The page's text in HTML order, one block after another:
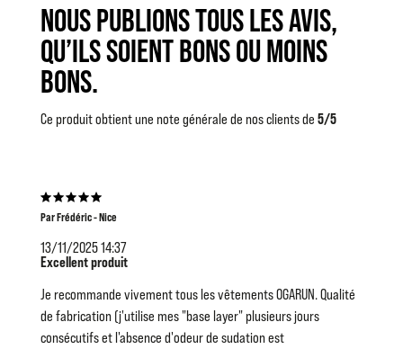
NOUS PUBLIONS TOUS LES AVIS,
QU’ILS SOIENT BONS OU MOINS
BONS.
Ce produit obtient une note générale de nos clients de 5/5
Par Frédéric - Nice
13/11/2025 14:37
Excellent produit
Je recommande vivement tous les vêtements OGARUN. Qualité
de fabrication (j'utilise mes "base layer" plusieurs jours
consécutifs et l'absence d'odeur de sudation est